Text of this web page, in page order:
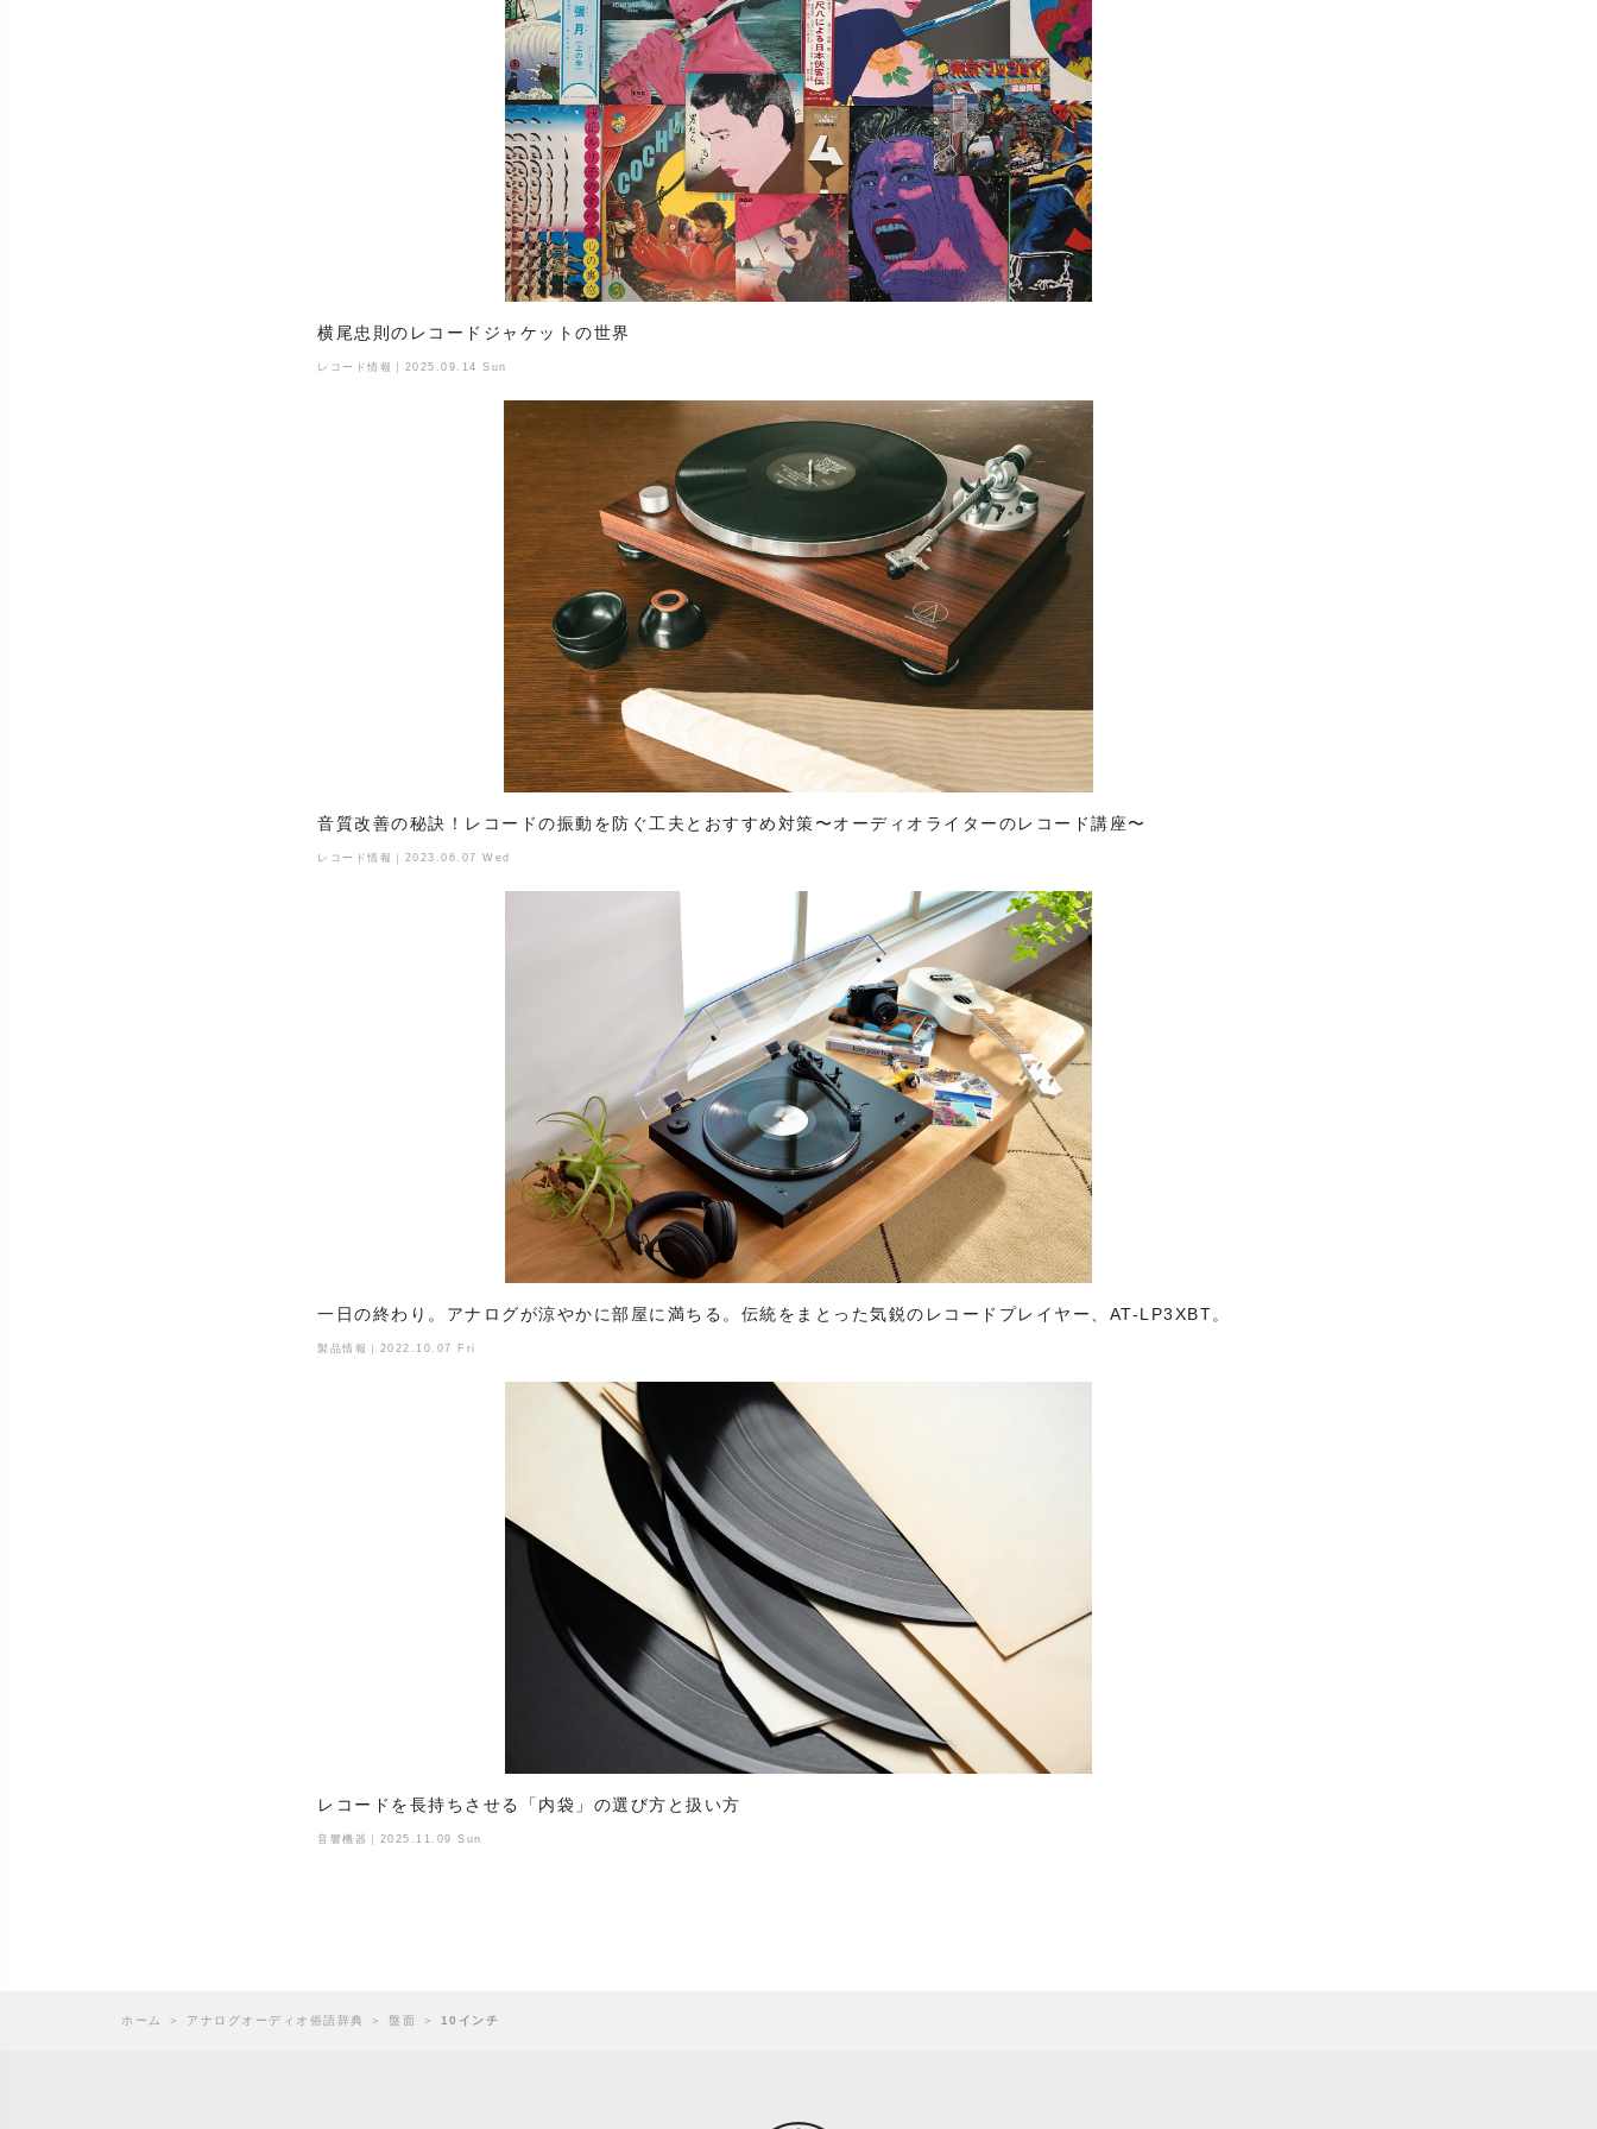
横尾忠則のレコードジャケットの世界
レコード情報｜2025.09.14 Sun
音質改善の秘訣！レコードの振動を防ぐ工夫とおすすめ対策〜オーディオライターのレコード講座〜
レコード情報｜2023.06.07 Wed
一日の終わり。アナログが涼やかに部屋に満ちる。伝統をまとった気鋭のレコードプレイヤー、AT-LP3XBT。
製品情報｜2022.10.07 Fri
レコードを長持ちさせる「内袋」の選び方と扱い方
音響機器｜2025.11.09 Sun
ホーム ＞ アナログオーディオ俗語辞典 ＞ 盤面 ＞ 10インチ